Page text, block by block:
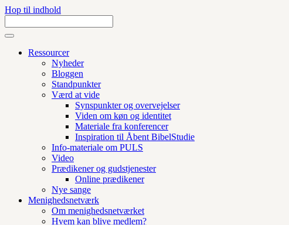
Hop til indhold
Ressourcer
Nyheder
Bloggen
Standpunkter
Værd at vide
Synspunkter og overvejelser
Viden om køn og identitet
Materiale fra konferencer
Inspiration til Åbent BibelStudie
Info-materiale om PULS
Video
Prædikener og gudstjenester
Online prædikener
Nye sange
Menighedsnetværk
Om menighedsnetværket
Hvem kan blive medlem?